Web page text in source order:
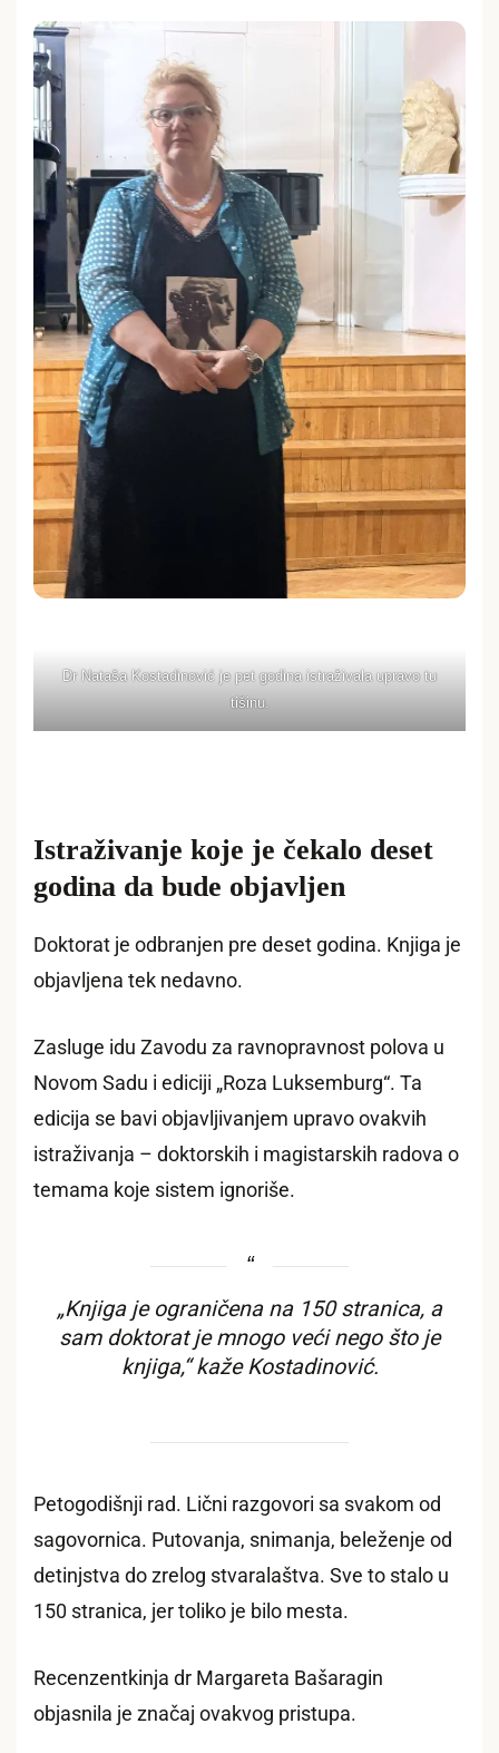
Dr Nataša Kostadinović je pet godina istraživala upravo tu
tišinu.
Istraživanje koje je čekalo deset
godina da bude objavljen
Doktorat je odbranjen pre deset godina. Knjiga je
objavljena tek nedavno.
Zasluge idu Zavodu za ravnopravnost polova u
Novom Sadu i ediciji „Roza Luksemburg“. Ta
edicija se bavi objavljivanjem upravo ovakvih
istraživanja – doktorskih i magistarskih radova o
temama koje sistem ignoriše.
„Knjiga je ograničena na 150 stranica, a
sam doktorat je mnogo veći nego što je
knjiga,“ kaže Kostadinović.
Petogodišnji rad. Lični razgovori sa svakom od
sagovornica. Putovanja, snimanja, beleženje od
detinjstva do zrelog stvaralaštva. Sve to stalo u
150 stranica, jer toliko je bilo mesta.
Recenzentkinja dr Margareta Bašaragin
objasnila je značaj ovakvog pristupa.